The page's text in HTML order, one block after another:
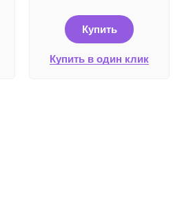
Купить
Купить в один клик